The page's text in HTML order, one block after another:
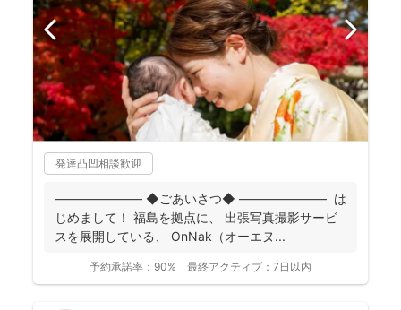
発達凸凹相談歓迎
――――――― ◆ごあいさつ◆ ――――――― は
じめまして！ 福島を拠点に、 出張写真撮影サービ
スを展開している、 OnNak（オーエヌ...
予約承諾率： 90% 最終アクティブ： 7日以内